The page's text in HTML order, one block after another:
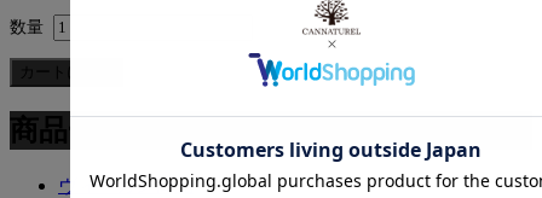
数量
商品一覧
ヴィーガン商品